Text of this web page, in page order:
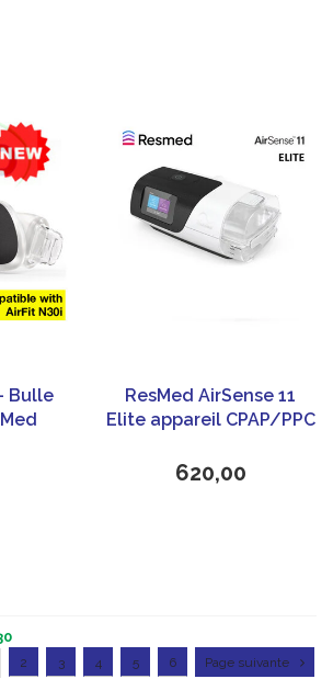
Bulle
ResMed AirSense 11
Elite appareil CPAP/PPC
Cleanable
620,00
2 3 4 5 6 Page suivante